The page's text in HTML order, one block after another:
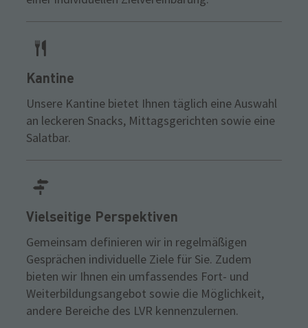
Kantine
Unsere Kantine bietet Ihnen täglich eine Auswahl
an leckeren Snacks, Mittagsgerichten sowie eine
Salatbar.
Vielseitige Perspektiven
Gemeinsam definieren wir in regelmäßigen
Gesprächen individuelle Ziele für Sie. Zudem
bieten wir Ihnen ein umfassendes Fort- und
Weiterbildungsangebot sowie die Möglichkeit,
andere Bereiche des LVR kennenzulernen.